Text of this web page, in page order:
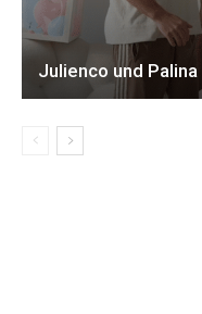
Julienco und